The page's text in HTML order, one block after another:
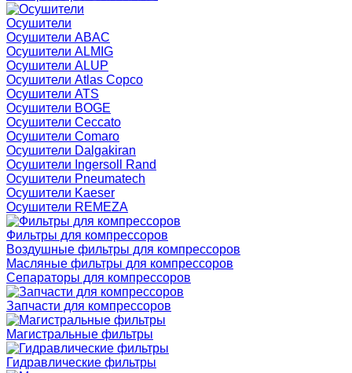
Осушители
Осушители ABAC
Осушители ALMIG
Осушители ALUP
Осушители Atlas Copco
Осушители ATS
Осушители BOGE
Осушители Ceccato
Осушители Comaro
Осушители Dalgakiran
Осушители Ingersoll Rand
Осушители Pneumatech
Осушители Kaeser
Осушители REMEZA
Фильтры для компрессоров
Воздушные фильтры для компрессоров
Масляные фильтры для компрессоров
Сепараторы для компрессоров
Запчасти для компрессоров
Магистральные фильтры
Гидравлические фильтры